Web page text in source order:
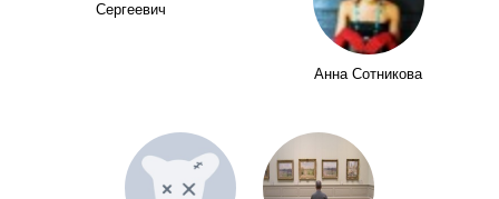
Сергеевич
Анна Сотникова